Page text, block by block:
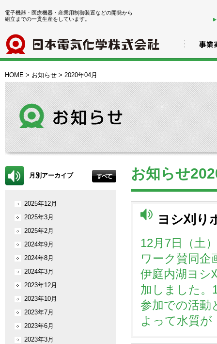
電子機器・医療機器・産業用制御装置などの開発から
組立までの一貫生産をしています。
HOME > お知らせ > 2020年04月
お知らせ
ヨシ刈り
12月7日（土
ワーク賛同企
伊庭内湖ヨシ
加しました。
参加での活動
よって水質
月別アーカイブ
2025年12月
2025年3月
2025年2月
2024年9月
2024年8月
2024年3月
2023年12月
2023年10月
2023年7月
2023年6月
2023年3月